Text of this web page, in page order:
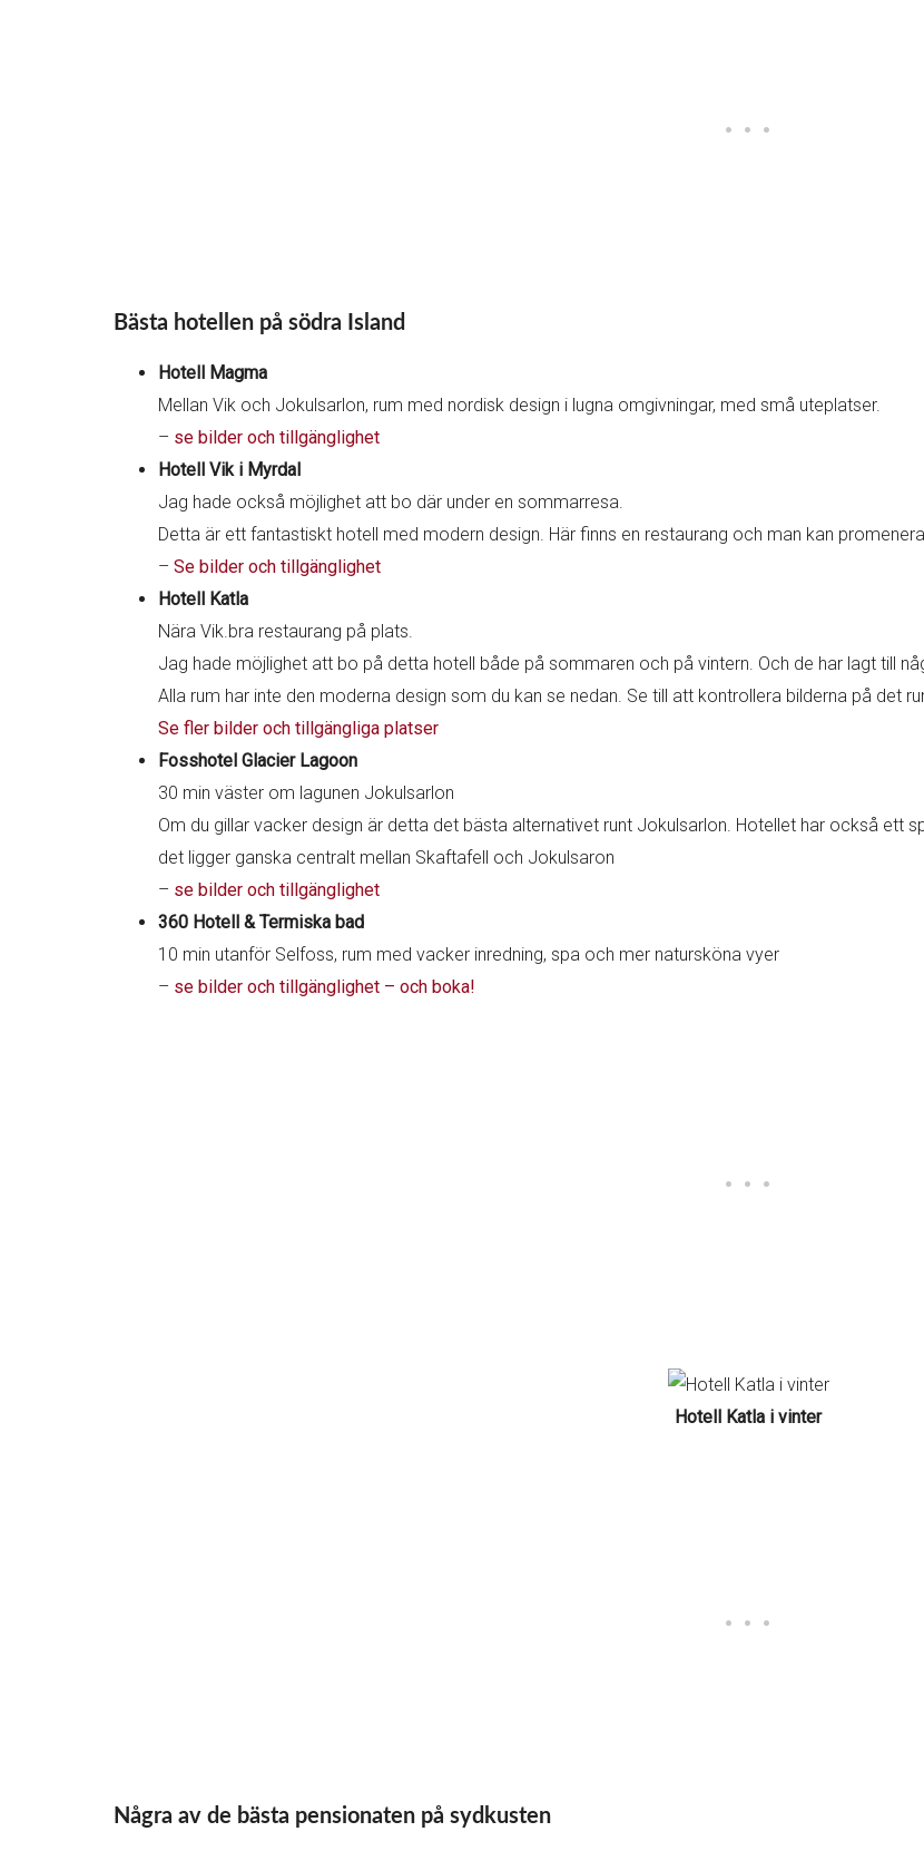
Bästa hotellen på södra Island
Hotell Magma
Mellan Vik och Jokulsarlon, rum med nordisk design i lugna omgivningar, med små uteplatser.
– se bilder och tillgänglighet
Hotell Vik i Myrdal
Jag hade också möjlighet att bo där under en sommarresa.
Detta är ett fantastiskt hotell med modern design. Här finns en restaurang och man kan
– Se bilder och tillgänglighet
Hotell Katla
Nära Vik.bra restaurang på plats.
Jag hade möjlighet att bo på detta hotell både på sommaren och på vintern. Och de har lagt till
Alla rum har inte den moderna design som du kan se nedan. Se till att kontrollera bilderna på det
Se fler bilder och tillgängliga platser
Fosshotel Glacier Lagoon
30 min väster om lagunen Jokulsarlon
Om du gillar vacker design är detta det bästa alternativet runt Jokulsarlon. Hotellet har också ett
det ligger ganska centralt mellan Skaftafell och Jokulsaron
– se bilder och tillgänglighet
360 Hotell & Termiska bad
10 min utanför Selfoss, rum med vacker inredning, spa och mer natursköna vyer
– se bilder och tillgänglighet – och boka!
Hotell Katla i vinter
Några av de bästa pensionaten på sydkusten